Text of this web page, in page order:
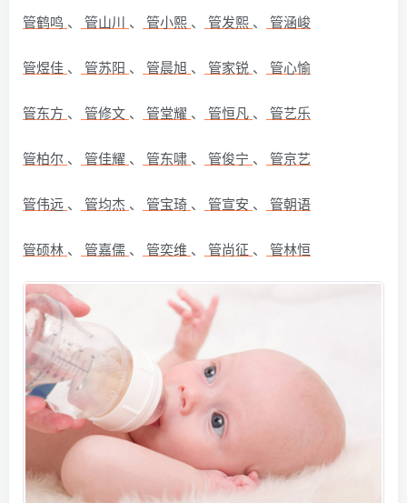
管鹤鸣 、 管山川 、 管小熙 、 管发熙 、 管涵峻
管煜佳 、 管苏阳 、 管晨旭 、 管家锐 、 管心愉
管东方 、 管修文 、 管堂耀 、 管恒凡 、 管艺乐
管柏尔 、 管佳耀 、 管东啸 、 管俊宁 、 管京艺
管伟远 、 管均杰 、 管宝琦 、 管宣安 、 管朝语
管硕林 、 管嘉儒 、 管奕维 、 管尚征 、 管林恒